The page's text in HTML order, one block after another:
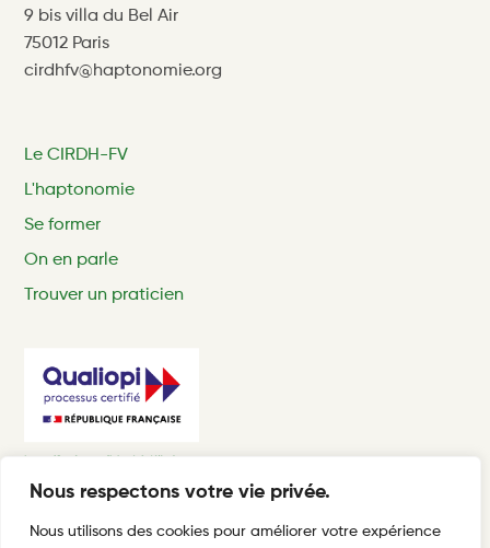
Nous respectons votre vie privée.
Nous utilisons des cookies pour améliorer votre expérience
9 bis villa du Bel Air
75012 Paris
cirdhfv@haptonomie.org
Le CIRDH-FV
L'haptonomie
Se former
On en parle
Trouver un praticien